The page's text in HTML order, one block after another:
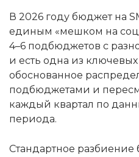
В 2026 году бюджет на
единым «мешком на
4–6 подбюджетов с
и есть одна из
обоснованное
подбюджетами и
каждый квартал по
периода.
Стандартное разбиение